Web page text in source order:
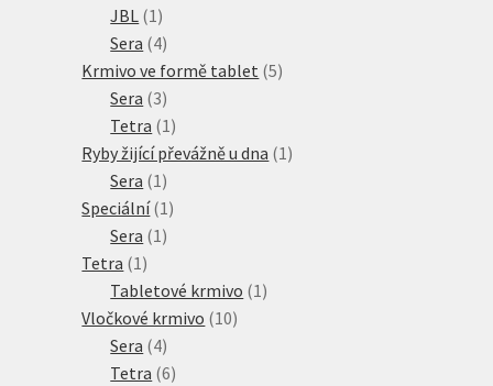
JBL 1 1
produkt
Sera 44
produkty
Krmivo ve formě tablet 55
Sera 33
produkty
Tetra 1 1
produkt
Ryby žijící převážně u dna 1 1
Sera 1 1
produkt
Speciální 1 1
Sera 1 1
Tetra 1 1
produkt
Tabletové krmivo 1 1
Vločkové krmivo 1010
Sera 44
produkty
Tetra 66